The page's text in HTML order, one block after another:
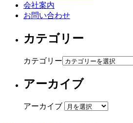
会社案内
お問い合わせ
カテゴリー
カテゴリー
アーカイブ
アーカイブ